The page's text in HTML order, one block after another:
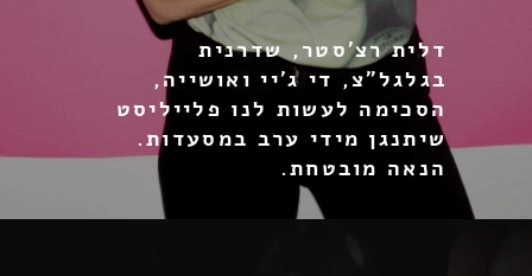
דלית רצ׳סטר, שדרנית
בגלגל״צ, די ג׳יי ואושייה,
הסכימה לעשות לנו פלייליסט
שיתנגן מידי ערב במסעדות.
הנאה מובטחת.